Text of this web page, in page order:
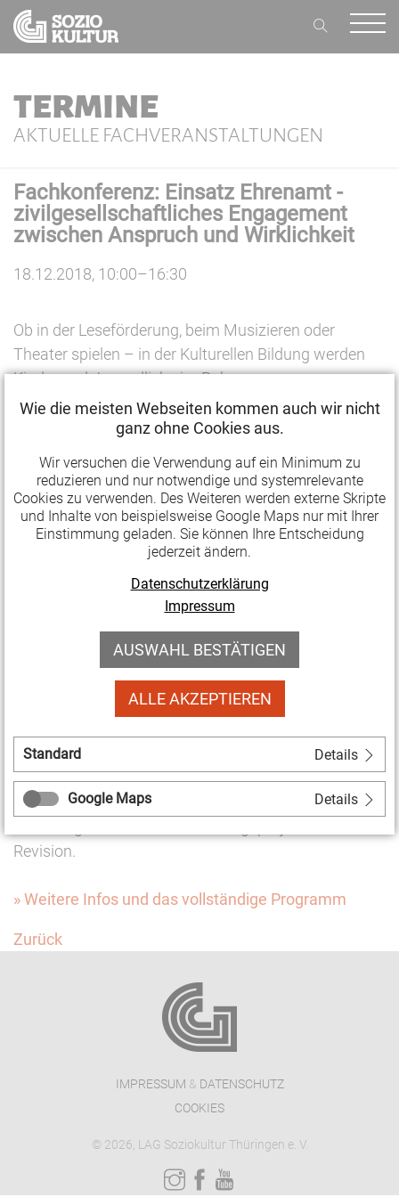
TERMINE
AKTUELLE FACHVERANSTALTUNGEN
Fachkonferenz: Einsatz Ehrenamt -
zivilgesellschaftliches Engagement
zwischen Anspruch und Wirklichkeit
18.12.2018, 10:00–16:30
Ob in der Leseförderung, beim Musizieren oder
Theater spielen – in der Kulturellen Bildung werden
Kinder und Jugendliche im Rahmen
unterschiedlichster Angebote durch Ehrenamtliche
begleitet und unterstützt. Doch welche
bürgerschaftliches Engagement sinnvoll im Rahmen
von zielgruppenspezifischen Bildungsangeboten
einzusetzen? Welche Formen der Wertschätzung und
Anerkennung sind geeignet, um ehrenamtliches
Die eingeladenen Experten*innen stellen Trends und
Entwicklungen vor dem Hintergrund
gesellschaftlicher Transformationen dar und
diskutieren gemeinsam mit den Teilnehmenden Wege
Engagement in und durch lokale Bildungsbündnisse.
Gleichzeitig unterzieht die Fachtagung den Einsatz
von Ehrenamtlichen auf der Folie bisheriger
Revision.
» Weitere Infos und das vollständige Programm
Zurück
IMPRESSUM & DATENSCHUTZ
COOKIES
© 2026, LAG Soziokultur Thüringen e. V.
Wie die meisten Webseiten kommen auch wir nicht
ganz ohne Cookies aus.
Wir versuchen die Verwendung auf ein Minimum zu
reduzieren und nur notwendige und systemrelevante
Cookies zu verwenden. Des Weiteren werden externe Skripte
und Inhalte von beispielsweise Google Maps nur mit Ihrer
Einstimmung geladen. Sie können Ihre Entscheidung
jederzeit ändern.
Datenschutzerklärung
Impressum
AUSWAHL BESTÄTIGEN
ALLE AKZEPTIEREN
Standard Details
Google Maps Details